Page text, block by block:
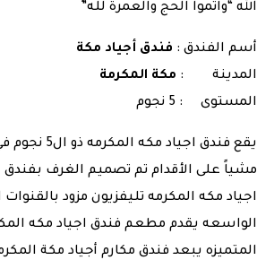
الله “واتموا الحج والعمرة لله”
أسم الفندق : فندق أجياد مكة
المدينة : مكة المكرمة
المستوى : 5 نجوم
مشياً على الأقدام تم تصميم الغرف بفندق
اجياد مكه المكرمه تليفزيون مزود
المتميزه يبعد فندق مكارم أجياد مكة المكرمه على بعد 45 دقيقة بالسيارة من مطار